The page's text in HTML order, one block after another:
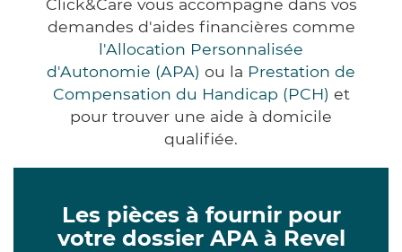
Click&Care vous accompagne dans vos
demandes d'aides financières comme
l'Allocation Personnalisée
d'Autonomie (APA) ou la Prestation de
Compensation du Handicap (PCH) et
pour trouver une aide à domicile
qualifiée.
Les pièces à fournir pour
votre dossier APA à Revel